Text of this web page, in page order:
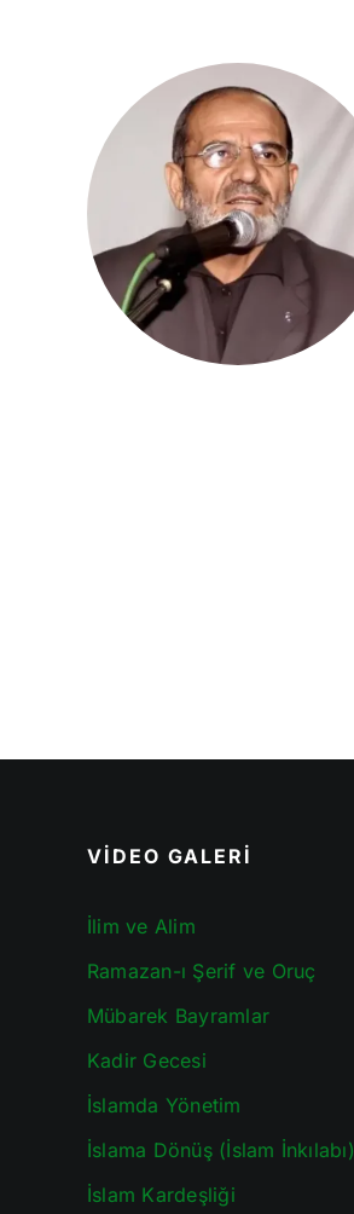
VİDEO GALERİ
İlim ve Alim
Ramazan-ı Şerif ve Oruç
Mübarek Bayramlar
Kadir Gecesi
İslamda Yönetim
İslama Dönüş (İslam İnkılabı)
İslam Kardeşliği